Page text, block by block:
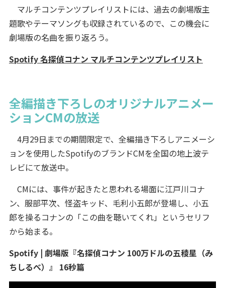
マルチコンテンツプレイリストには、過去の劇場版主
題歌やテーマソングも収録されているので、この機会に
劇場版の名曲を振り返ろう。
Spotify 名探偵コナン マルチコンテンツプレイリスト
全編描き下ろしのオリジナルアニメー
ションCMの放送
4月29日までの期間限定で、全編描き下ろしアニメーシ
ョンを使用したSpotifyのブランドCMを全国の地上波テ
レビにて放送中。
CMには、事件が起きたと思われる場面に江戸川コナ
ン、服部平次、怪盗キッド、毛利小五郎が登場し、小五
郎を操るコナンの「この曲を聴いてくれ」というセリフ
から始まる。
Spotify | 劇場版『名探偵コナン 100万ドルの五稜星（み
ちしるべ）』 16秒篇